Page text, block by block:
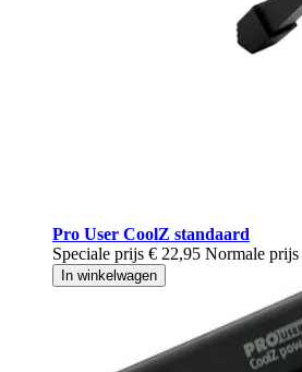
Pro User CoolZ standaard
Speciale prijs € 22,95 Normale prijs
In winkelwagen